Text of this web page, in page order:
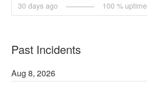
30 days ago 100 % uptime
Past Incidents
Aug8,2026